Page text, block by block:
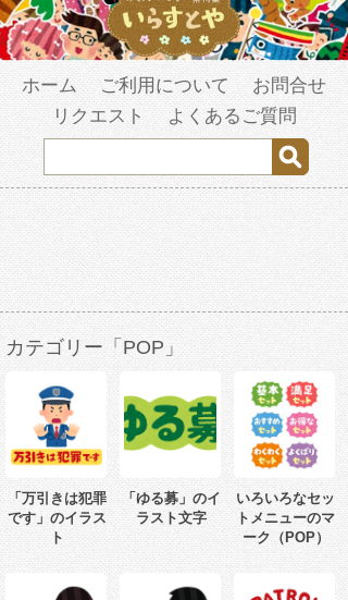
ホーム ご利用について
お問合せ
リクエスト
よくあるご質問
カテゴリー「POP」
「万引きは犯罪
です」のイラス
ト
「ゆる募」のイ
ラスト文字
いろいろなセッ
トメニューのマ
ーク（POP）